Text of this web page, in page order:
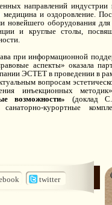
направлений
медицина и оздоровление.
новейшего оборудования
и круглые столы,
при информационной
аспекты» оказала
ЭСТЕТ в проведении в
вопросам
инъекционных
возможности» (доклад
курортные
twitter